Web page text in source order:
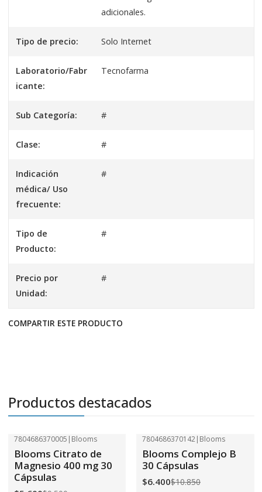
adicionales.
Tipo de precio: Solo Internet
Laboratorio/Fabr
icante:
Tecnofarma
Sub Categoría: #
Clase: #
Indicación
médica/ Uso
frecuente:
#
Tipo de
Producto:
#
Precio por
Unidad:
#
COMPARTIR ESTE PRODUCTO
Productos destacados
7804686370005 | Blooms
Blooms Citrato de
Magnesio 400 mg 30
Cápsulas
7804686370142| Blooms
Blooms Complejo B
30 Cápsulas
$6.400$10.850